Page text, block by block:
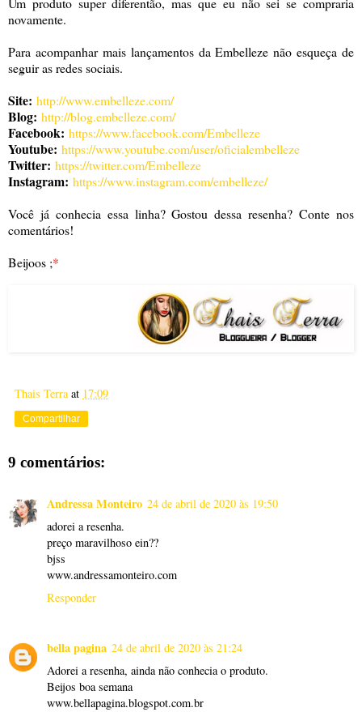
novamente.
Para acompanhar mais lançamentos da Embelleze não esqueça de
seguir as redes sociais.
Site: http://www.embelleze.com/
Blog: http://blog.embelleze.com/
Facebook: https://www.facebook.com/Embelleze
Youtube: https://www.youtube.com/user/oficialembelleze
Twitter: https://twitter.com/Embelleze
Instagram: https://www.instagram.com/embelleze/
Você já conhecia essa linha? Gostou dessa resenha? Conte nos
comentários!
Beijoos ;*
Thais Terra at 17:09
Compartilhar
9 comentários:
Andressa Monteiro 24 de abril de 2020 às 19:50
adorei a resenha.
preço maravilhoso ein??
bjss
www.andressamonteiro.com
Responder
bella pagina 24 de abril de 2020 às 21:24
Adorei a resenha, ainda não conhecia o produto.
Beijos boa semana
www.bellapagina.blogspot.com.br